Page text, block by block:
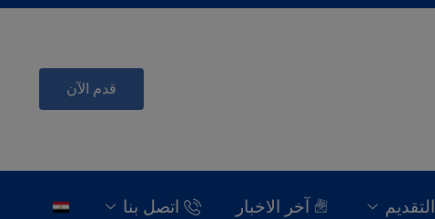
قدم الآن
التقديم آخر الاخبار اتصل بنا